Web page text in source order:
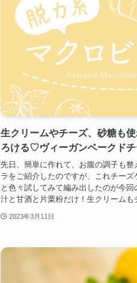
生クリームやチーズ、砂糖も
ろける♡ヴィーガンベークド
先日、簡単に作れて、お腹の調子も
ラをご紹介したのですが、これチー
と色々試してみて編み出したのが今
汁と甘酒と片栗粉だけ！生クリームも
2023年3月11日